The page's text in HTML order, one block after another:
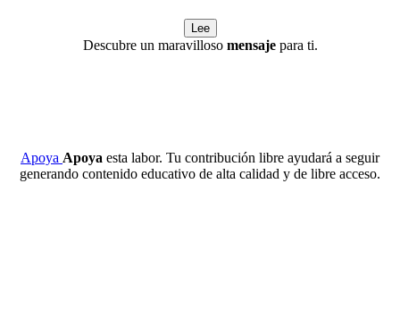
Lee
Descubre un maravilloso mensajepara ti.
Apoya Apoya esta labor. Tu contribución libre ayudará a seguir
generando contenido educativo de alta calidad y de libre acceso.